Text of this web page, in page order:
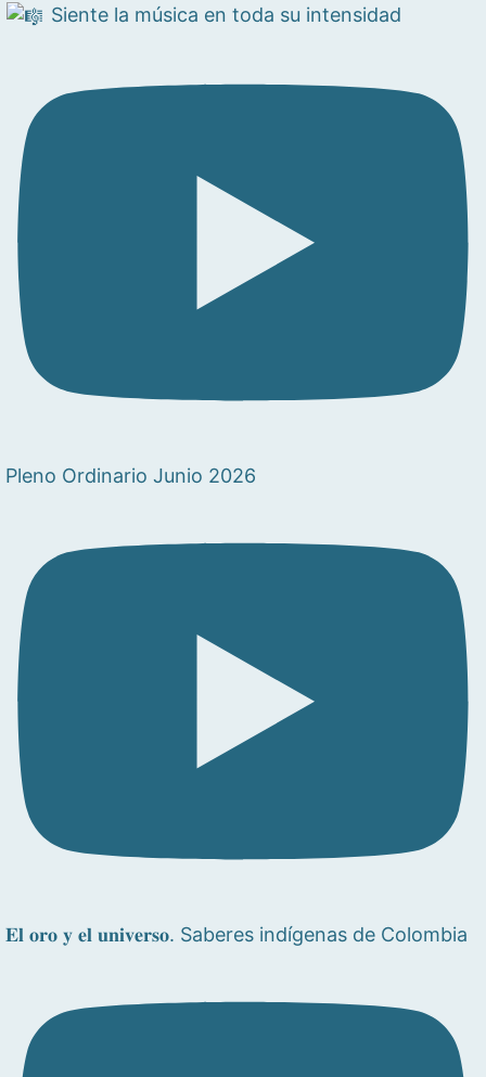
Siente la música en toda su intensidad
Pleno Ordinario Junio 2026
𝐄𝐥 𝐨𝐫𝐨 𝐲 𝐞𝐥 𝐮𝐧𝐢𝐯𝐞𝐫𝐬𝐨. Saberes indígenas de Colombia